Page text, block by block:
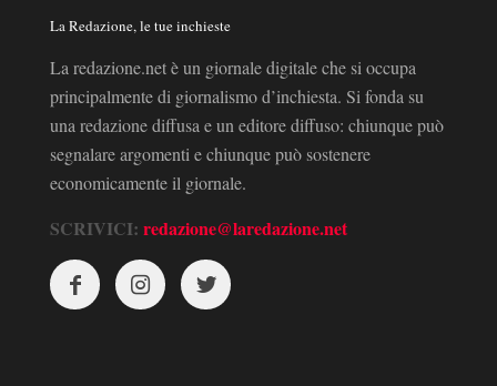
La Redazione, le tue inchieste
La redazione.net è un giornale digitale che si occupa
principalmente di giornalismo d’inchiesta. Si fonda su
una redazione diffusa e un editore diffuso: chiunque può
segnalare argomenti e chiunque può sostenere
economicamente il giornale.
SCRIVICI: redazione@laredazione.net